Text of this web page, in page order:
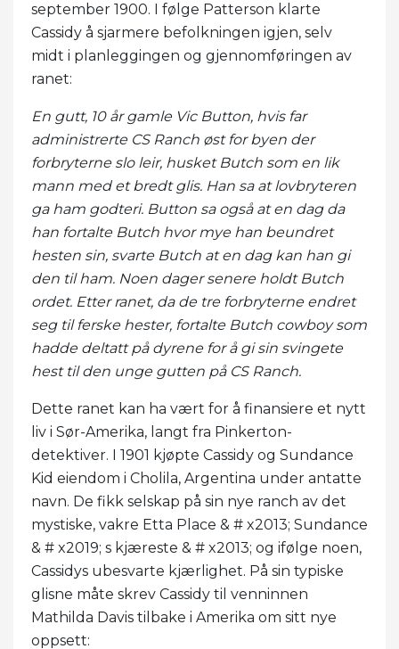
september 1900. I følge Patterson klarte
Cassidy å sjarmere befolkningen igjen, selv
midt i planleggingen og gjennomføringen av
ranet:
En gutt, 10 år gamle Vic Button, hvis far
administrerte CS Ranch øst for byen der
forbryterne slo leir, husket Butch som en lik
mann med et bredt glis. Han sa at lovbryteren
ga ham godteri. Button sa også at en dag da
han fortalte Butch hvor mye han beundret
hesten sin, svarte Butch at en dag kan han gi
den til ham. Noen dager senere holdt Butch
ordet. Etter ranet, da de tre forbryterne endret
seg til ferske hester, fortalte Butch cowboy som
hadde deltatt på dyrene for å gi sin svingete
hest til den unge gutten på CS Ranch.
Dette ranet kan ha vært for å finansiere et nytt
liv i Sør-Amerika, langt fra Pinkerton-
detektiver. I 1901 kjøpte Cassidy og Sundance
Kid eiendom i Cholila, Argentina under antatte
navn. De fikk selskap på sin nye ranch av det
mystiske, vakre Etta Place & # x2013; Sundance
& # x2019; s kjæreste & # x2013; og ifølge noen,
Cassidys ubesvarte kjærlighet. På sin typiske
glisne måte skrev Cassidy til venninnen
Mathilda Davis tilbake i Amerika om sitt nye
oppsett: